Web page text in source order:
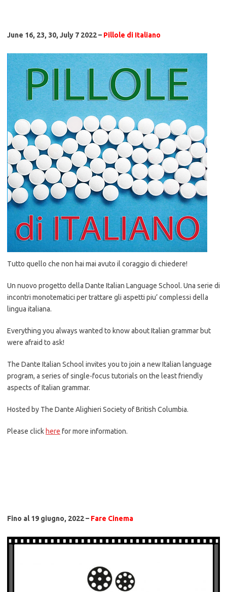
June 16, 23, 30, July 7 2022 – Pillole di Italiano
Tutto quello che non hai mai avuto il coraggio di chiedere!
Un nuovo progetto della Dante Italian Language School. Una serie di
incontri monotematici per trattare gli aspetti piu’ complessi della
lingua italiana.
Everything you always wanted to know about Italian grammar but
were afraid to ask!
The Dante Italian School invites you to join a new Italian language
program, a series of single-focus tutorials on the least friendly
aspects of Italian grammar.
Hosted by The Dante Alighieri Society of British Columbia.
Please click here for more information.
Fino al 19 giugno, 2022 – Fare Cinema